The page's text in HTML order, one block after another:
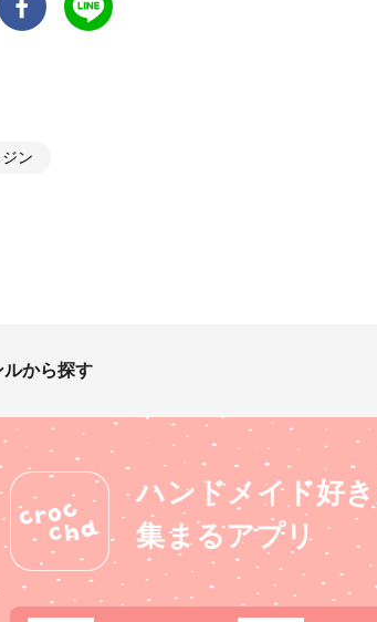
ン
ルから探す
ハンドメイド好
集まるアプリ